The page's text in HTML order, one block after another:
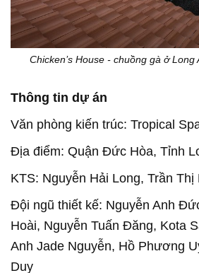
Chicken’s House - chuồng gà ở
Thông tin dự án
Văn phòng kiến trúc: Tropical
Địa điểm: Quận Đức Hòa, Tỉnh
KTS: Nguyễn Hải Long, Trần Thị
Đội ngũ thiết kế: Nguyễn Anh
Hoài, Nguyễn Tuấn Đăng, Kota
Anh Jade Nguyễn, Hồ Phương
Duy